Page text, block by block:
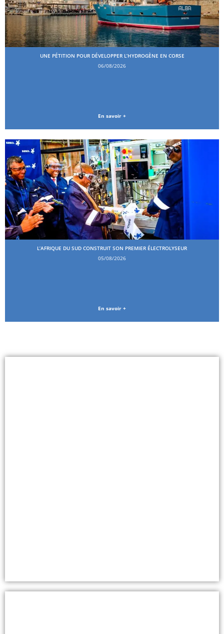
UNE PÉTITION POUR DÉVELOPPER L’HYDROGÈNE EN CORSE
06/08/2026
En savoir +
L’AFRIQUE DU SUD CONSTRUIT SON PREMIER ÉLECTROLYSEUR
05/08/2026
En savoir +